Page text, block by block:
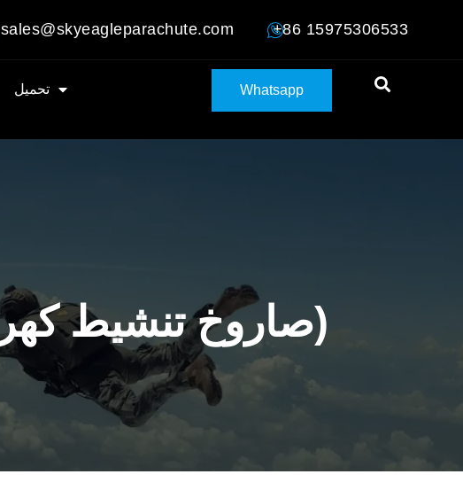
sales@skyeagleparachute.com +86 15975306533
تحميل Whatsapp
مظلة الطوارئ للطائرات T182 (صاروخ تنشيط كهربائي)